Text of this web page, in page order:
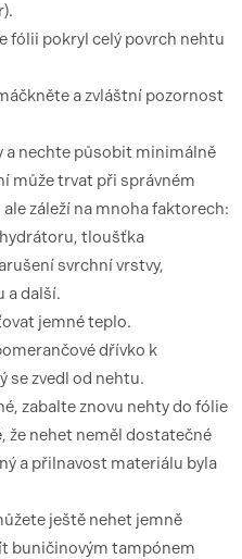
fólii pokryl celý povrch nehtu
a zvláštní pozornost
a nechte působit minimálně
může trvat při správném
záleží na mnoha faktorech:
tloušťka
svrchní vrstvy,
a další.
jemné teplo.
dřívko k
se zvedl od nehtu.
zabalte znovu nehty do fólie
že nehet neměl dostatečné
a přilnavost materiálu byla
ještě nehet jemně
buničinovým tampónem